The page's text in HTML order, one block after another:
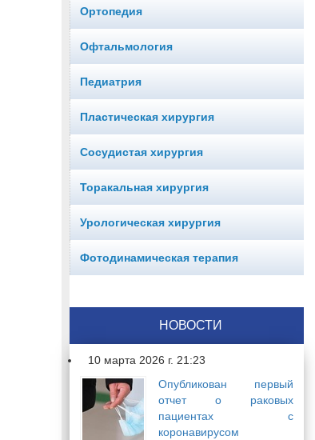
Ортопедия
Офтальмология
Педиатрия
Пластическая хирургия
Сосудистая хирургия
Торакальная хирургия
Урологическая хирургия
Фотодинамическая терапия
НОВОСТИ
10 марта 2026 г. 21:23
Опубликован первый
отчет о раковых
пациентах с
коронавирусом